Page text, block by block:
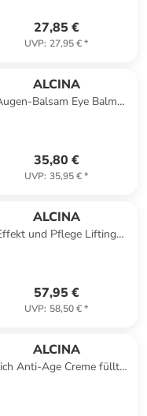
27,85 €
UVP: 27,95 €*
ALCINA
Balsam Eye Balm
35,80 €
UVP: 35,95 €*
ALCINA
und Pflege Lifting
57,95 €
UVP: 58,50 €*
ALCINA
Anti-Age Creme füllt